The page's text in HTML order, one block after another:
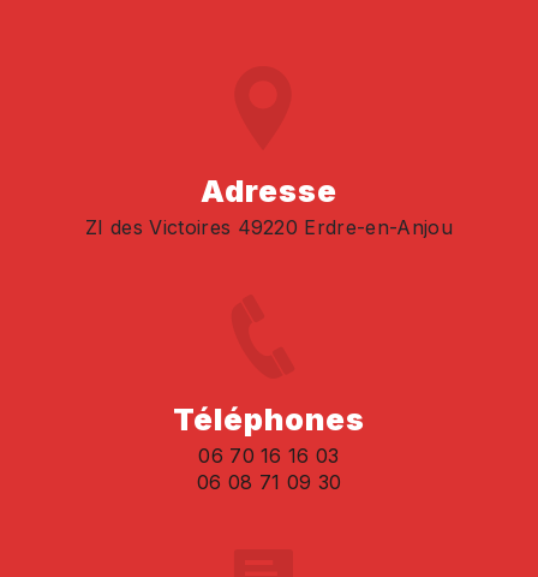
Adresse
ZI des Victoires 49220 Erdre-en-Anjou
Téléphones
06 70 16 16 03
06 08 71 09 30